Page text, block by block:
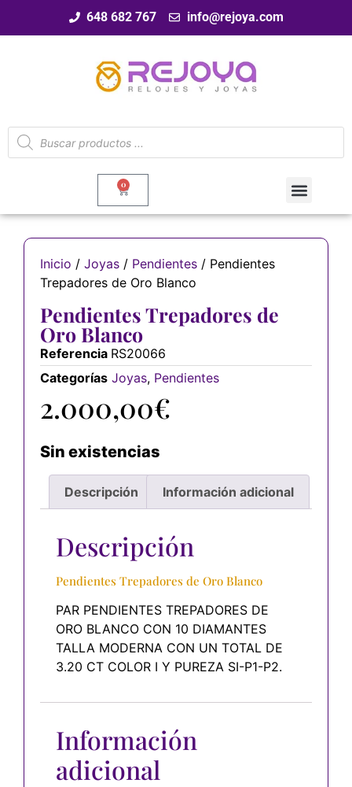
648 682 767 info@rejoya.com
0
Inicio / Joyas / Pendientes / Pendientes
Trepadores de Oro Blanco
Pendientes Trepadores de
Oro Blanco
Referencia RS20066
Categorías Joyas, Pendientes
2.000,00€
Sin existencias
Descripción Información adicional
Descripción
Pendientes Trepadores de Oro Blanco
PAR PENDIENTES TREPADORES DE
ORO BLANCO CON 10 DIAMANTES
TALLA MODERNA CON UN TOTAL DE
3.20 CT COLOR I Y PUREZA SI-P1-P2.
Información
adicional